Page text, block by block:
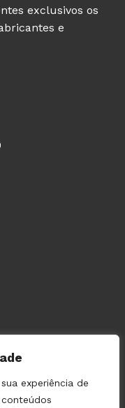
experiência de
exclusivos os
e